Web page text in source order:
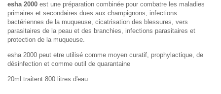
esha 2000 est une préparation combinée pour combatre les maladies
primaires et secondaires dues aux champignons, infections
bactériennes de la muqueuse, cicatrisation des blessures, vers
parasitaires de la peau et des branchies, infections parasitaires et
protection de la muqueuse.
esha 2000 peut etre utilisé comme moyen curatif, prophylactique, de
désinfection et comme outil de quarantaine
20ml traitent 800 litres d'eau